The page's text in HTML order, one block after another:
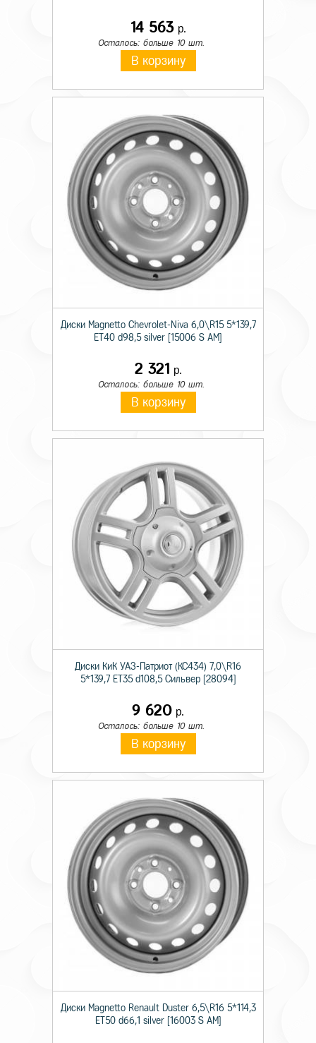
14 563р.
Осталось: больше 10 шт.
В корзину
Диски Magnetto Chevrolet-Niva 6,0\R15 5*139,7
ET40 d98,5 silver [15006 S AM]
2 321 р.
Осталось: больше 10 шт.
В корзину
Диски КиК УАЗ-Патриот (КС434) 7,0\R16
5*139,7 ET35 d108,5 Сильвер [28094]
9 620 р.
Осталось: больше 10 шт.
В корзину
Диски Magnetto Renault Duster 6,5\R16 5*114,3
ET50 d66,1 silver [16003 S AM]